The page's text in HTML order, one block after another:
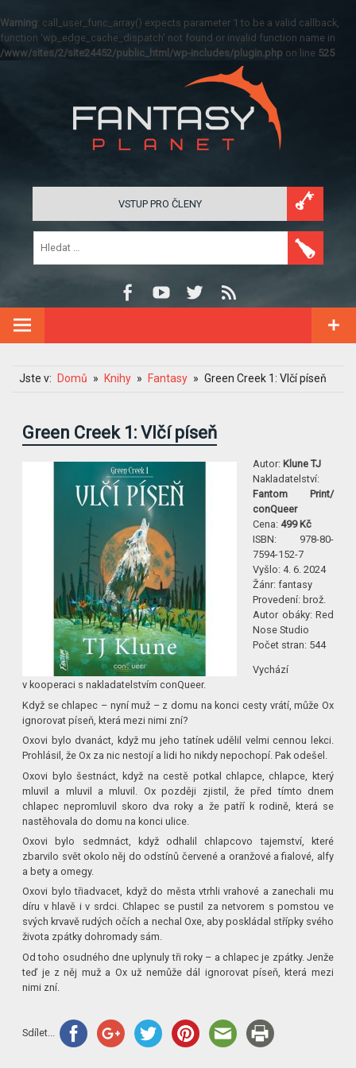
Warning: call_user_func_array() expects parameter 1 to be a valid callback,
function 'wp_edge_cache_dispatch' not found or invalid function name in
/www/sites/2/site24452/public_html/wp-includes/plugin.php on line 525
VSTUP PRO ČLENY
Jste v: Domů Knihy Fantasy Green Creek 1: Vlčí píseň
Green Creek 1: Vlčí píseň
Autor:Klune TJ
Nakladatelství:
Fantom Print/
conQueer
Cena:499 Kč
ISBN: 978-80-
7594-152-7
Vyšlo:4. 6. 2024
Žánr:fantasy
Provedení:brož.
Autor obáky: Red
Nose Studio
Počet stran: 544
Vychází
v kooperaci s nakladatelstvím conQueer.
Když se chlapec – nyní muž – z domu na konci cesty vrátí, může Ox
ignorovat píseň, která mezi nimi zní?
Oxovi bylo dvanáct, když mu jeho tatínek udělil velmi cennou lekci.
Prohlásil, že Ox za nic nestojí a lidi ho nikdy nepochopí. Pak odešel.
Oxovi bylo šestnáct, když na cestě potkal chlapce, chlapce, který
mluvil a mluvil a mluvil. Ox později zjistil, že před tímto dnem
chlapec nepromluvil skoro dva roky a že patří k rodině, která se
nastěhovala do domu na konci ulice.
Oxovi bylo sedmnáct, když odhalil chlapcovo tajemství, které
zbarvilo svět okolo něj do odstínů červené a oranžové a fialové, alfy
a bety a omegy.
Oxovi bylo třiadvacet, když do města vtrhli vrahové a zanechali mu
díru v hlavě i v srdci. Chlapec se pustil za netvorem s pomstou ve
svých krvavě rudých očích a nechal Oxe, aby poskládal střípky svého
života zpátky dohromady sám.
Od toho osudného dne uplynuly tři roky – a chlapec je zpátky. Jenže
teď je z něj muž a Ox už nemůže dál ignorovat píseň, která mezi
nimi zní.
Sdílet...